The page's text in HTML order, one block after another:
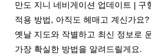
만도 지니 네비게이션 업데이트 | 구
적용 방법, 아직도 헤매고 계신가요
옛날 지도와 작별하고 최신 정보로
가장 확실한 방법을 알려드릴게요.